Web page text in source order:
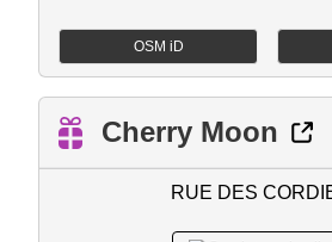
OSM iD
Cherry Moon
RUE DES